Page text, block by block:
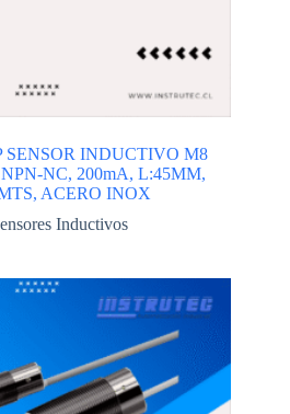
SENSOR INDUCTIVO M8
NC, 200mA, L:45MM,
ACERO INOX
Inductivos